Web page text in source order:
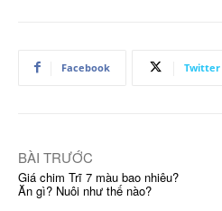
Facebook Twitter
BÀI TRƯỚC
Giá chim Trĩ 7 màu bao nhiêu?
Ăn gì? Nuôi như thế nào?